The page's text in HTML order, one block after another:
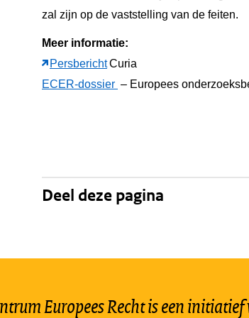
zal zijn op de vaststelling van de feiten.
Meer informatie:
PersberichtCuria
ECER-dossier – Europees
Deel deze pagina
Europees Recht is een